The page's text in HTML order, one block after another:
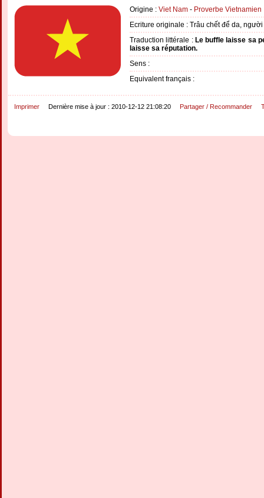
Origine : Viet Nam - Proverbe Vietnamien
Ecriture originale : Trâu chết để da,
Traduction littérale : Le buffle laisse sa
laisse sa réputation.
Sens :
Equivalent français :
Imprimer Dernière mise à jour : 2010-12-12 21:08:20 Partager / Recommander